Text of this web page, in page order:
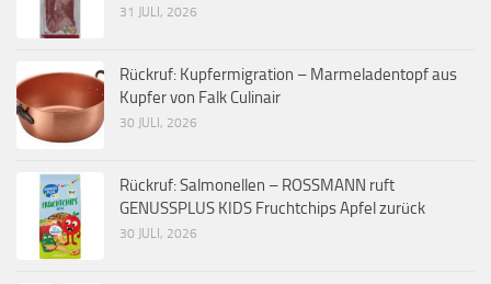
31 JULI, 2026
Rückruf: Kupfermigration – Marmeladentopf aus
Kupfer von Falk Culinair
30 JULI, 2026
Rückruf: Salmonellen – ROSSMANN ruft
GENUSSPLUS KIDS Fruchtchips Apfel zurück
30 JULI, 2026